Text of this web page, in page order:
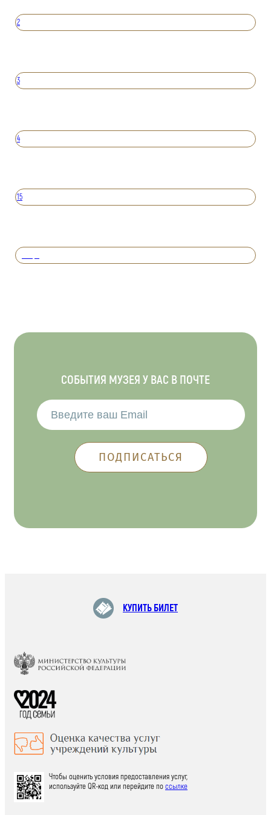
2
3
4
15
СОБЫТИЯ МУЗЕЯ У ВАС В ПОЧТЕ
КУПИТЬ БИЛЕТ
Чтобы оценить условия предоставления услуг,
используйте QR-код или перейдите поссылке